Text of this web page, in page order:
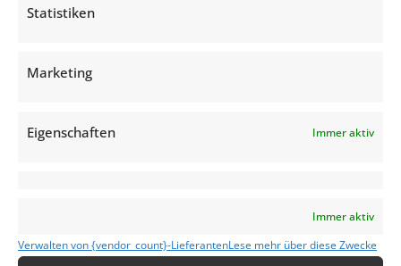
Statistiken
Marketing
Eigenschaften Immer aktiv
Immer aktiv
Verwalten von {vendor_count}-LieferantenLese mehr über diese Zwecke